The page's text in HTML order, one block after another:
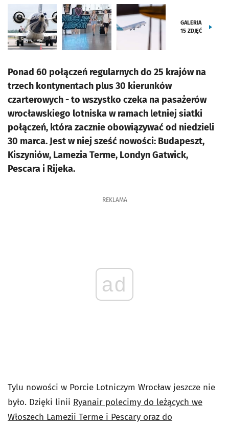
GALERIA
15 ZDJĘĆ
Ponad 60 połączeń regularnych do 25 krajów na
trzech kontynentach plus 30 kierunków
czarterowych - to wszystko czeka na pasażerów
wrocławskiego lotniska w ramach letniej siatki
połączeń, która zacznie obowiązywać od niedzieli
30 marca. Jest w niej sześć nowości: Budapeszt,
Kiszyniów, Lamezia Terme, Londyn Gatwick,
Pescara i Rijeka.
REKLAMA
ad
Tylu nowości w Porcie Lotniczym Wrocław jeszcze nie
było. Dzięki linii Ryanair polecimy do leżących we
Włoszech Lamezii Terme i Pescary oraz do